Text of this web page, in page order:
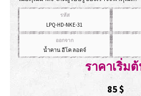
รหัส
LPQ-HD-NKE-31
ออกจาก
น้ำคาน อีโค ลอดจ์
ราคาเริ่ม
85$